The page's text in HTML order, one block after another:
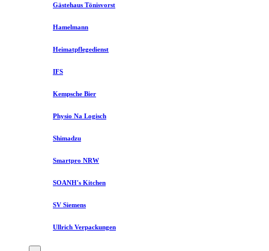
Gästehaus Tönisvorst
Hamelmann
Heimatpflegedienst
IFS
Kempsche Bier
Physio Na Logisch
Shimadzu
Smartpro NRW
SOANH's Kitchen
SV Siemens
Ullrich Verpackungen